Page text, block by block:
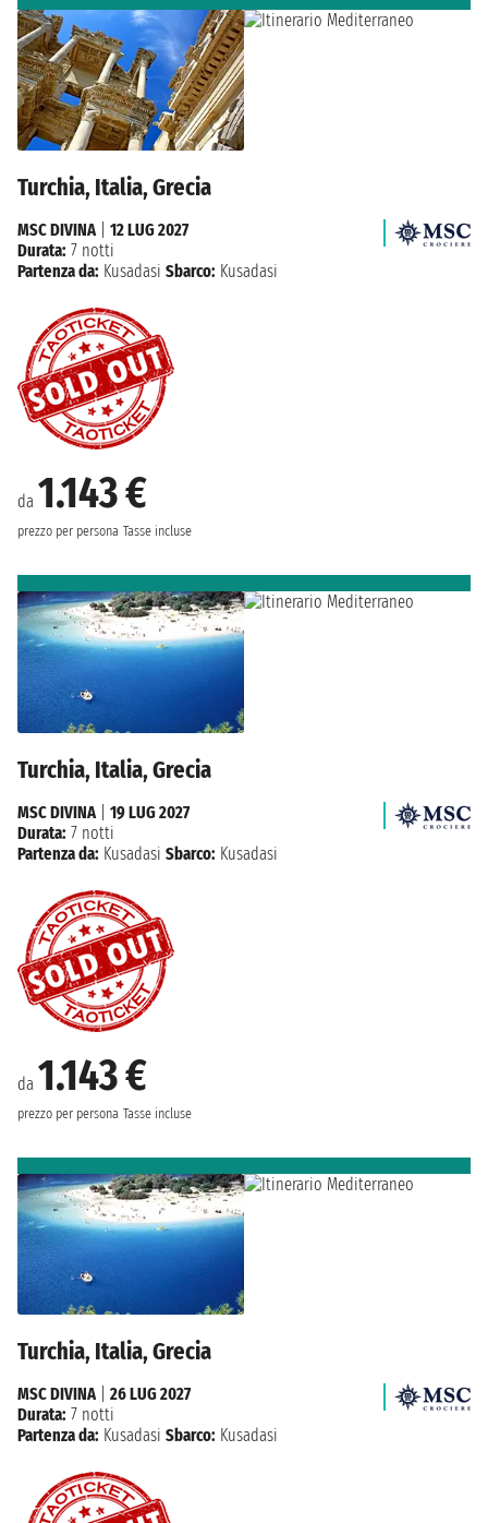
Turchia, Italia, Grecia
da 1.143 €
prezzo per persona Tasse incluse
MSC DIVINA| 12 LUG 2027
Durata: 7 notti
Partenza da: Kusadasi Sbarco: Kusadasi
Turchia, Italia, Grecia
da 1.143 €
prezzo per persona Tasse incluse
MSC DIVINA| 19 LUG 2027
Durata: 7 notti
Partenza da: Kusadasi Sbarco: Kusadasi
Turchia, Italia, Grecia
MSC DIVINA| 26 LUG 2027
Durata: 7 notti
Partenza da: Kusadasi Sbarco: Kusadasi